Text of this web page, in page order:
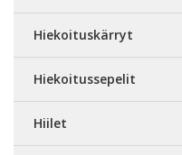
Hiekoituskärryt
Hiekoitussepelit
Hiilet